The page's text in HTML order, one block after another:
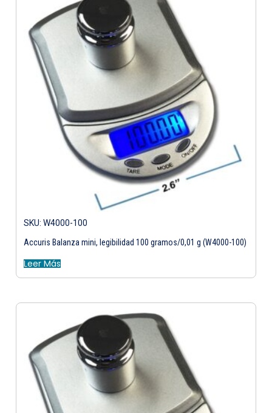
SKU: W4000-100
Accuris Balanza mini, legibilidad 100 gramos/0,01 g (W4000-100)
Leer Más